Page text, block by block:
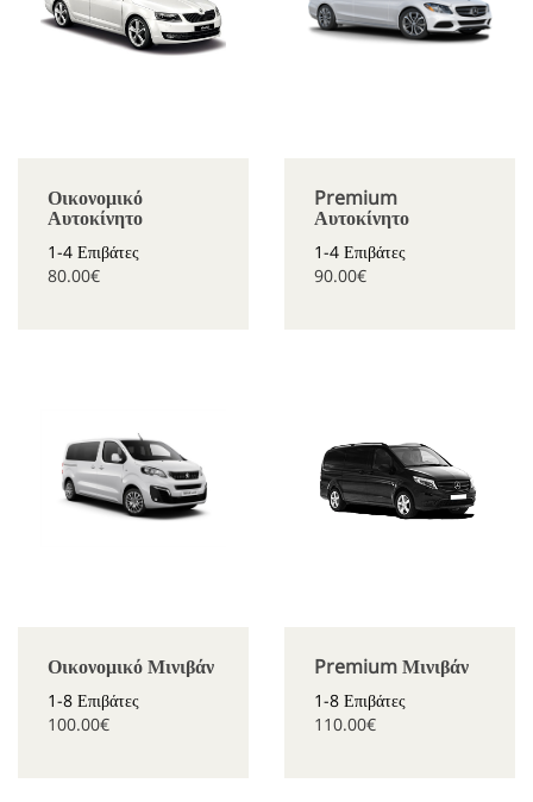
Οικονομικό
Αυτοκίνητο
1-4 Επιβάτες
80.00€
Premium
Αυτοκίνητο
1-4 Επιβάτες
90.00€
Οικονομικό Μινιβάν
1-8 Επιβάτες
100.00€
Premium Μινιβάν
1-8 Επιβάτες
110.00€